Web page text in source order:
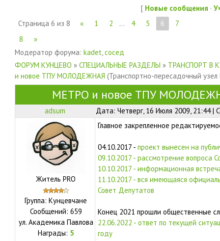
[ Новые сообщения ·
Страница 6 из 8 « 1 2 … 4 5 6
7
8
»
Модератор форума: kadet,сосед
ФОРУМ КУНЦЕВО » СПЕЦИАЛЬНЫЕ РАЗДЕЛЫ » ТРАНСПОРТ В
и новое ТПУ МОЛОДЕЖНАЯ (Транспортно-пересадочный
МЕТРО и новое ТПУ
adsum Дата: Четверг, 16 Июля 2009, 21:44 |
Житель PRO
Группа: Кунцевчане
Сообщений: 659
ул. Академика Павлова
Награды: 5
Главное закрепленное
04.10.2017 - проект вынесен на
09.10.2017 - рассмотрение вопроса
10.10.2017 - информационная
11.10.2017 - вся имеющаяся
Совет Депутатов
Конец 2021 прошли общественные
22.06.2022 - ответ по текущей
году